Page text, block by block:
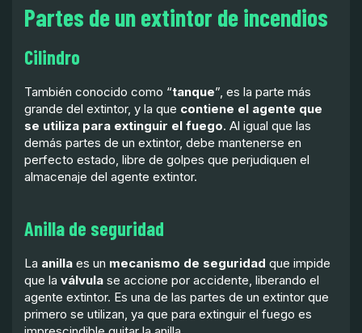
Partes de un extintor de incendios
Cilindro
También conocido como “tanque”, es la parte más
grande del extintor, y la que contiene el agente que
se utiliza para extinguir el fuego. Al igual que las
demás partes de un extintor, debe mantenerse en
perfecto estado, libre de golpes que perjudiquen el
almacenaje del agente extintor.
Anilla de seguridad
La anilla es un mecanismo de seguridad que impide
que la válvula se accione por accidente, liberando el
agente extintor. Es una de las partes de un extintor que
primero se utilizan, ya que para extinguir el fuego es